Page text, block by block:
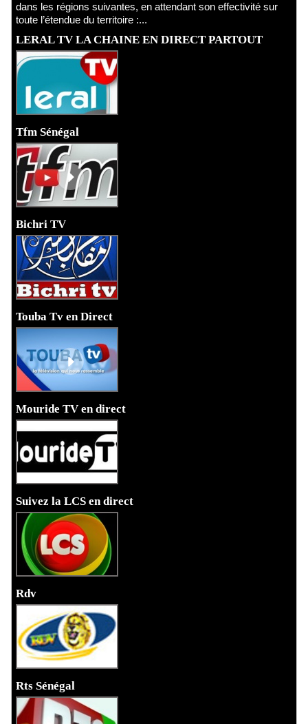
dans les régions suivantes, en attendant son effectivité sur
toute l’étendue du territoire :...
LERAL TV LA CHAINE EN DIRECT PARTOUT
Tfm Sénégal
Bichri TV
Touba Tv en Direct
Mouride TV en direct
Suivez la LCS en direct
Rdv
Rts Sénégal